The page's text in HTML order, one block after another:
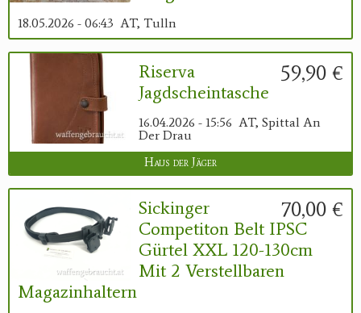
18.05.2026 - 06:43 AT, Tulln
59,90 €
Riserva
Jagdscheintasche
16.04.2026 - 15:56 AT, Spittal An
Der Drau
Haus der Jäger
70,00 €
Sickinger
Competiton Belt IPSC
Gürtel XXL 120-130cm
Mit 2 Verstellbaren
Magazinhaltern